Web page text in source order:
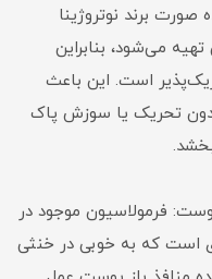
برند نوتروژینا
می‌شود، بنابراین
است. این باعث
تحریک یا سوزش پاک
فرمولاسیون موجود در
است که به خوبی در خنثی